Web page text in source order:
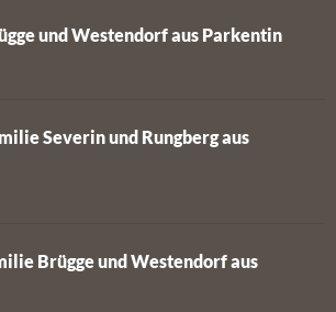
und Westendorf aus Parkentin
Severin und Rungberg aus
Brügge und Westendorf aus